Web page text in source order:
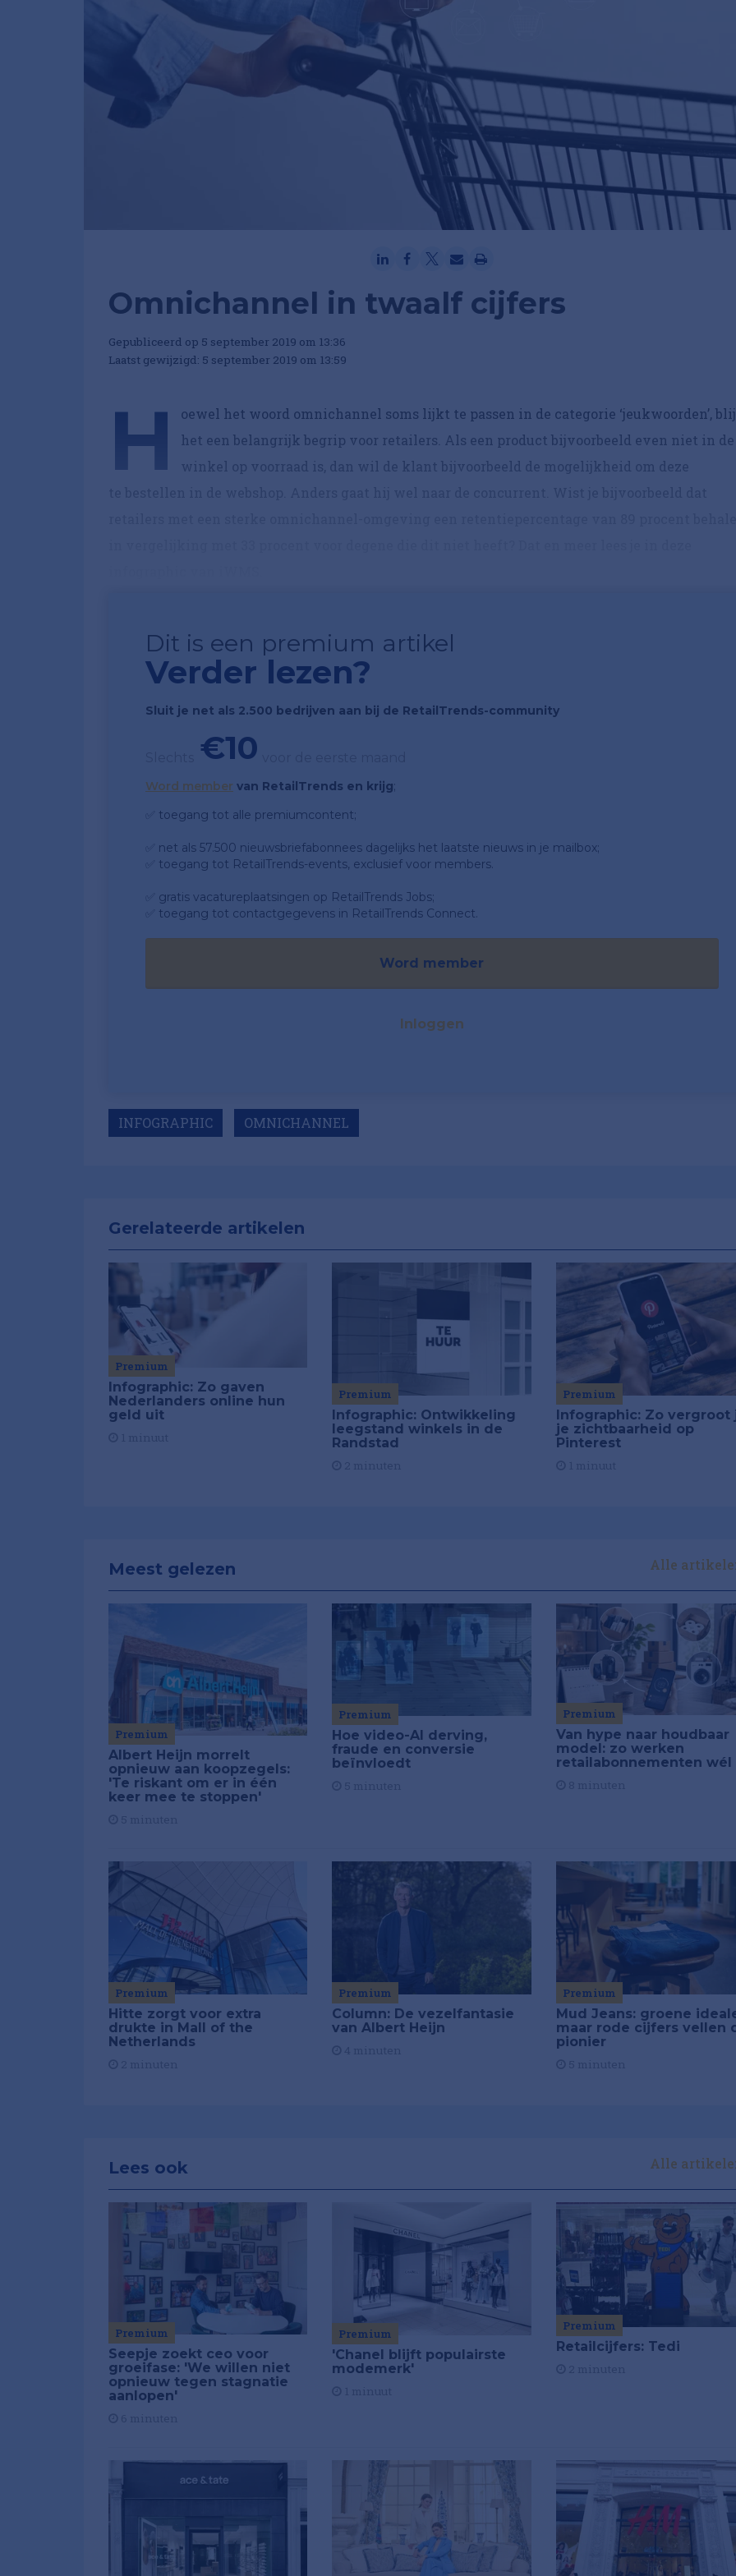
Omnichannel in twaalf cijfers
Gepubliceerd op 5 september 2019 om 13:36
Laatst gewijzigd: 5 september 2019 om 13:59
H
oewel het woord omnichannel soms lijkt te passen in de categorie ‘jeukwoorden’,
het een belangrijk begrip voor retailers. Als een product bijvoorbeeld even niet in de
winkel op voorraad is, dan wil de klant bijvoorbeeld de mogelijkheid om deze
Dit is een premium artikel
Verder lezen?
Sluit je net als 2.500 bedrijven aan bij de RetailTrends-community
€10
Word member van RetailTrends en krijg;
✅ toegang tot alle premiumcontent;
✅ net als 57.500 nieuwsbriefabonnees dagelijks het laatste nieuws in je mailbox;
✅ toegang tot RetailTrends-events, exclusief voor members.
✅ gratis vacatureplaatsingen op RetailTrends Jobs;
✅ toegang tot contactgegevens in RetailTrends Connect.
Word member
Inloggen
INFOGRAPHIC OMNICHANNEL
Gerelateerde artikelen
Premium
Infographic: Zo gaven
Nederlanders online hun
geld uit
Premium
Infographic: Ontwikkeling
leegstand winkels in de
Randstad
Premium
Infographic: Zo vergroot
je zichtbaarheid op
Pinterest
Meest gelezen Alle
Premium
Albert Heijn morrelt
opnieuw aan koopzegels:
'Te riskant om er in één
keer mee te stoppen'
Premium
Hoe video-AI derving,
fraude en conversie
beïnvloedt
Premium
Van hype naar houdbaar
model: zo werken
retailabonnementen wél
Premium
Hitte zorgt voor extra
drukte in Mall of the
Netherlands
Premium
Column: De vezelfantasie
van Albert Heijn
Premium
Mud Jeans: groene
maar rode cijfers vellen
pionier
Lees ook Alle
Premium
Seepje zoekt ceo voor
groeifase: 'We willen niet
opnieuw tegen stagnatie
aanlopen'
Premium
'Chanel blijft populairste
modemerk'
Premium
Retailcijfers: Tedi